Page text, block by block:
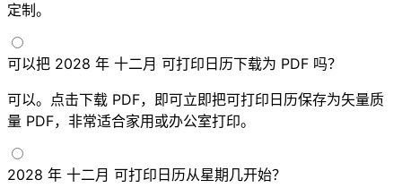
定制。
可以把 2028 年 十二月 可打印日历下载为 PDF 吗？
可以。点击下载 PDF，即可立即把可打印日历保存为矢量质
量 PDF，非常适合家用或办公室打印。
2028 年 十二月 可打印日历从星期几开始？